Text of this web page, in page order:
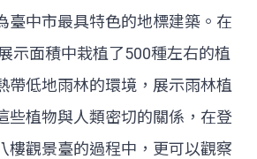
臺中市最具特色的地標建築。在
示面積中栽植了500種左右的植
帶低地雨林的環境，展示雨林植
些植物與人類密切的關係，在登
樓觀景臺的過程中，更可以觀察